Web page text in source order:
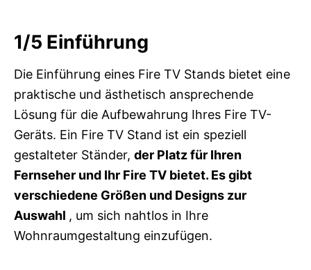
1/5 Einführung
Die Einführung eines Fire TV Stands bietet eine
praktische und ästhetisch ansprechende
Lösung für die Aufbewahrung Ihres Fire TV-
Geräts. Ein Fire TV Stand ist ein speziell
gestalteter Ständer, der Platz für Ihren
Fernseher und Ihr Fire TV bietet. Es gibt
verschiedene Größen und Designs zur
Auswahl , um sich nahtlos in Ihre
Wohnraumgestaltung einzufügen.